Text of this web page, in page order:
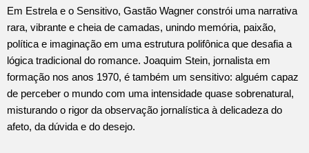
Em Estrela e o Sensitivo, Gastão Wagner constrói uma narrativa
rara, vibrante e cheia de camadas, unindo memória, paixão,
política e imaginação em uma estrutura polifônica que desafia a
lógica tradicional do romance. Joaquim Stein, jornalista em
formação nos anos 1970, é também um sensitivo: alguém capaz
de perceber o mundo com uma intensidade quase sobrenatural,
misturando o rigor da observação jornalística à delicadeza do
afeto, da dúvida e do desejo.